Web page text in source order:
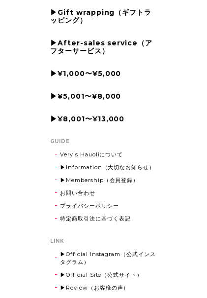
▶Gift wrapping（ギフトラ
ッピング）
▶After-sales service（ア
フターサービス）
▶¥1,000〜¥5,000
▶¥5,001〜¥8,000
▶¥8,001〜¥13,000
GUIDE
Very's Hauoliについて
▶Information（大切なお知らせ）
▶Membership（会員登録）
お問い合わせ
プライバシーポリシー
特定商取引法に基づく表記
LINK
▶Official Instagram（公式インス
タグラム）
▶Official Site（公式サイト）
▶Review（お客様の声）